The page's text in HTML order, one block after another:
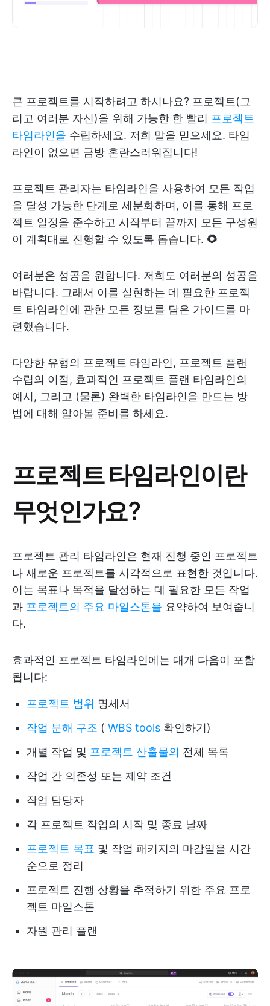
큰 프로젝트를 시작하려고 하시나요? 프로젝트(그
리고 여러분 자신)을 위해 가능한 한 빨리 프로젝트
타임라인을 수립하세요. 저희 말을 믿으세요. 타임
라인이 없으면 금방 혼란스러워집니다!
프로젝트 관리자는 타임라인을 사용하여 모든 작업
을 달성 가능한 단계로 세분화하며, 이를 통해 프로
젝트 일정을 준수하고 시작부터 끝까지 모든 구성원
이 계획대로 진행할 수 있도록 돕습니다. 🌻
여러분은 성공을 원합니다. 저희도 여러분의 성공을
바랍니다. 그래서 이를 실현하는 데 필요한 프로젝
트 타임라인에 관한 모든 정보를 담은 가이드를 마
련했습니다.
다양한 유형의 프로젝트 타임라인, 프로젝트 플랜
수립의 이점, 효과적인 프로젝트 플랜 타임라인의
예시, 그리고 (물론) 완벽한 타임라인을 만드는 방
법에 대해 알아볼 준비를 하세요.
프로젝트 타임라인이란
무엇인가요?
프로젝트 관리 타임라인은 현재 진행 중인 프로젝트
나 새로운 프로젝트를 시각적으로 표현한 것입니다.
이는 목표나 목적을 달성하는 데 필요한 모든 작업
과 프로젝트의 주요 마일스톤을 요약하여 보여줍니
다.
효과적인 프로젝트 타임라인에는 대개 다음이 포함
됩니다:
프로젝트 범위 명세서
작업 분해 구조 ( WBS tools 확인하기)
개별 작업 및 프로젝트 산출물의 전체 목록
작업 간 의존성 또는 제약 조건
작업 담당자
각 프로젝트 작업의 시작 및 종료 날짜
프로젝트 목표 및 작업 패키지의 마감일을 시간
순으로 정리
프로젝트 진행 상황을 추적하기 위한 주요 프로
젝트 마일스톤
자원 관리 플랜